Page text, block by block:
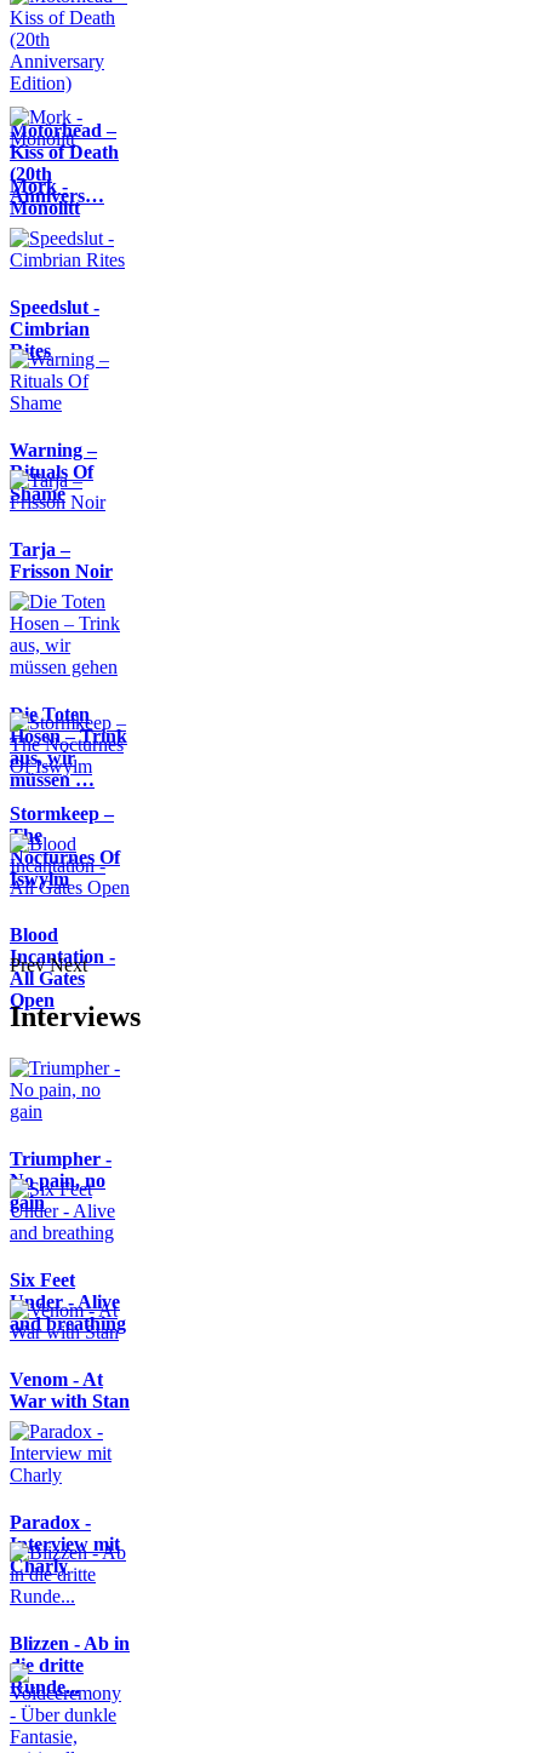
Motörhead –
Kiss of Death
(20th
Annivers…
Mork -
Monolitt
Speedslut -
Cimbrian
Rites
Warning –
Rituals Of
Shame
Tarja –
Frisson Noir
Die Toten
Hosen – Trink
aus, wir
müssen …
Stormkeep –
The
Nocturnes Of
Iswylm
Blood
Incantation -
All Gates
Open
Prev Next
Interviews
Triumpher -
No pain, no
gain
Six Feet
Under - Alive
and breathing
Venom - At
War with Stan
Paradox -
Interview mit
Charly
Blizzen - Ab in
die dritte
Runde...